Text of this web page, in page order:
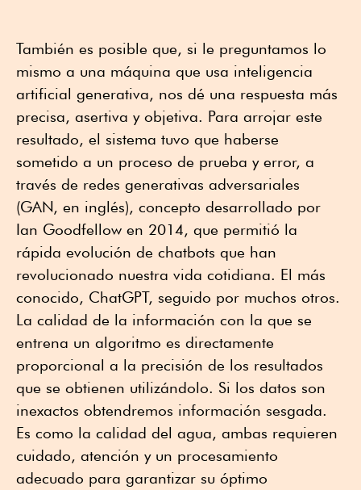
También es posible que, si le preguntamos lo
mismo a una máquina que usa inteligencia
artificial generativa, nos dé una respuesta más
precisa, asertiva y objetiva. Para arrojar este
resultado, el sistema tuvo que haberse
sometido a un proceso de prueba y error, a
través de redes generativas adversariales
(GAN, en inglés), concepto desarrollado por
Ian Goodfellow en 2014, que permitió la
rápida evolución de chatbots que han
revolucionado nuestra vida cotidiana. El más
conocido, ChatGPT, seguido por muchos otros.
La calidad de la información con la que se
entrena un algoritmo es directamente
proporcional a la precisión de los resultados
que se obtienen utilizándolo. Si los datos son
inexactos obtendremos información sesgada.
Es como la calidad del agua, ambas requieren
cuidado, atención y un procesamiento
adecuado para garantizar su óptimo